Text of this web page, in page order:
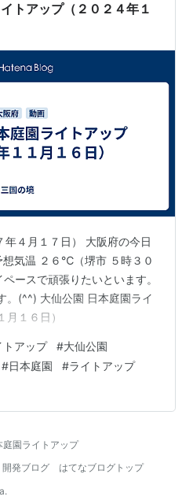
トアップ（２０２４年１
年４月１７日） 大阪府の今日
気温 ２６℃（堺市 ５時３０
ースで頑張りたいといます。
。(^^) 大仙公園 日本庭園ライ
月１６日）
アップ #大仙公園
#日本庭園 #ライトアップ
庭園ライトアップ
開発ブログ
はてなブログトップ